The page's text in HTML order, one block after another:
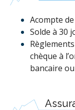
Acompte
Solde à 30
chèque à
bancaire